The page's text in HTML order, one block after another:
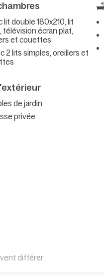
lit double 180x210, lit
télévision écran plat,
et couettes
2 lits simples, oreillers et
de jardin
privée
différer